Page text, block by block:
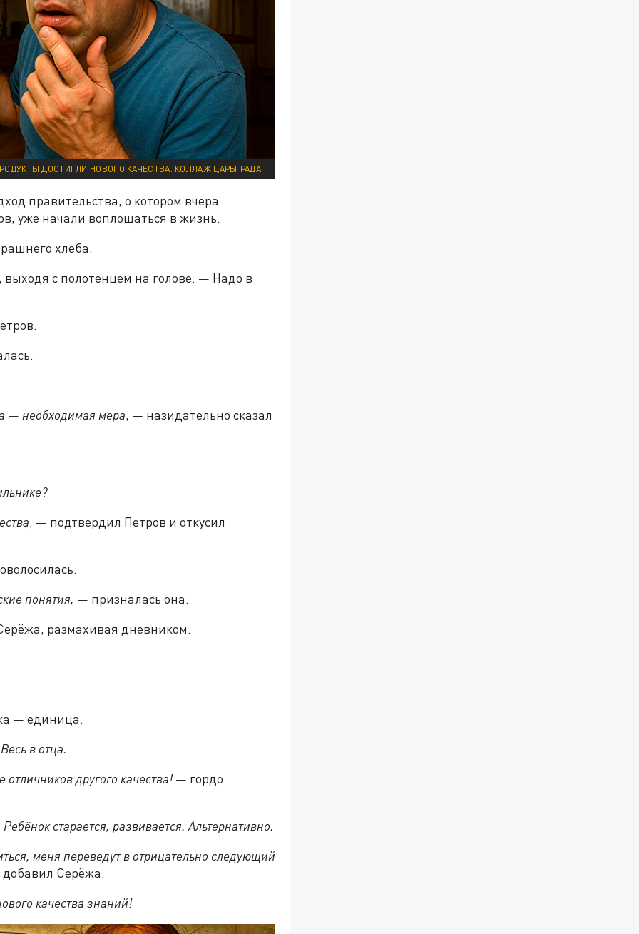
ДОСТИГЛИ НОВОГО КАЧЕСТВА. КОЛЛАЖ ЦАРЬГРАДА
правительства, о котором вчера
уже начали воплощаться в жизнь.
хлеба.
с полотенцем на голове. — Надо в
— необходимая мера, — назидательно сказал
, — подтвердил Петров и откусил
понятия, — призналась она.
размахивая дневником.
— единица.
Весь в отца.
другого качества!— гордо
Ребёнок старается, развивается. Альтернативно.
меня переведут в отрицательно следующий
Серёжа.
качества знаний!